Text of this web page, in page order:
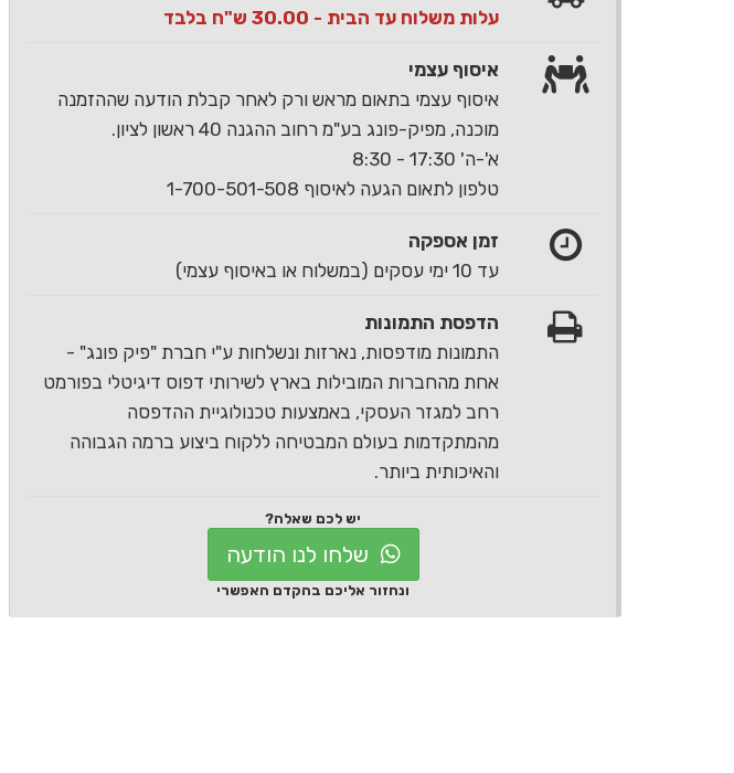
עלות משלוח עד הבית - 30.00 ש"ח בלבד
איסוף עצמי
איסוף עצמי בתאום מראש ורק לאחר קבלת הודעה שההזמנה
מוכנה, מפיק-פונג בע"מ רחוב ההגנה 40 ראשון לציון.
א'-ה' 17:30 - 8:30
טלפון לתאום הגעה לאיסוף 1-700-501-508
זמן אספקה
עד 10 ימי עסקים (במשלוח או באיסוף עצמי)
הדפסת התמונות
התמונות מודפסות, נארזות ונשלחות ע"י חברת "פיק פונג" -
אחת מהחברות המובילות בארץ לשירותי דפוס דיגיטלי בפורמט
רחב למגזר העסקי, באמצעות טכנולוגיית ההדפסה
מהמתקדמות בעולם המבטיחה ללקוח ביצוע ברמה הגבוהה
והאיכותית ביותר.
יש לכם שאלה?
שלחו לנו הודעה
ונחזור אליכם בהקדם האפשרי